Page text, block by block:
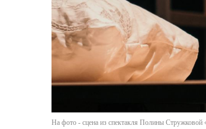
На фото - сцена из спектакля Полины Стружковой